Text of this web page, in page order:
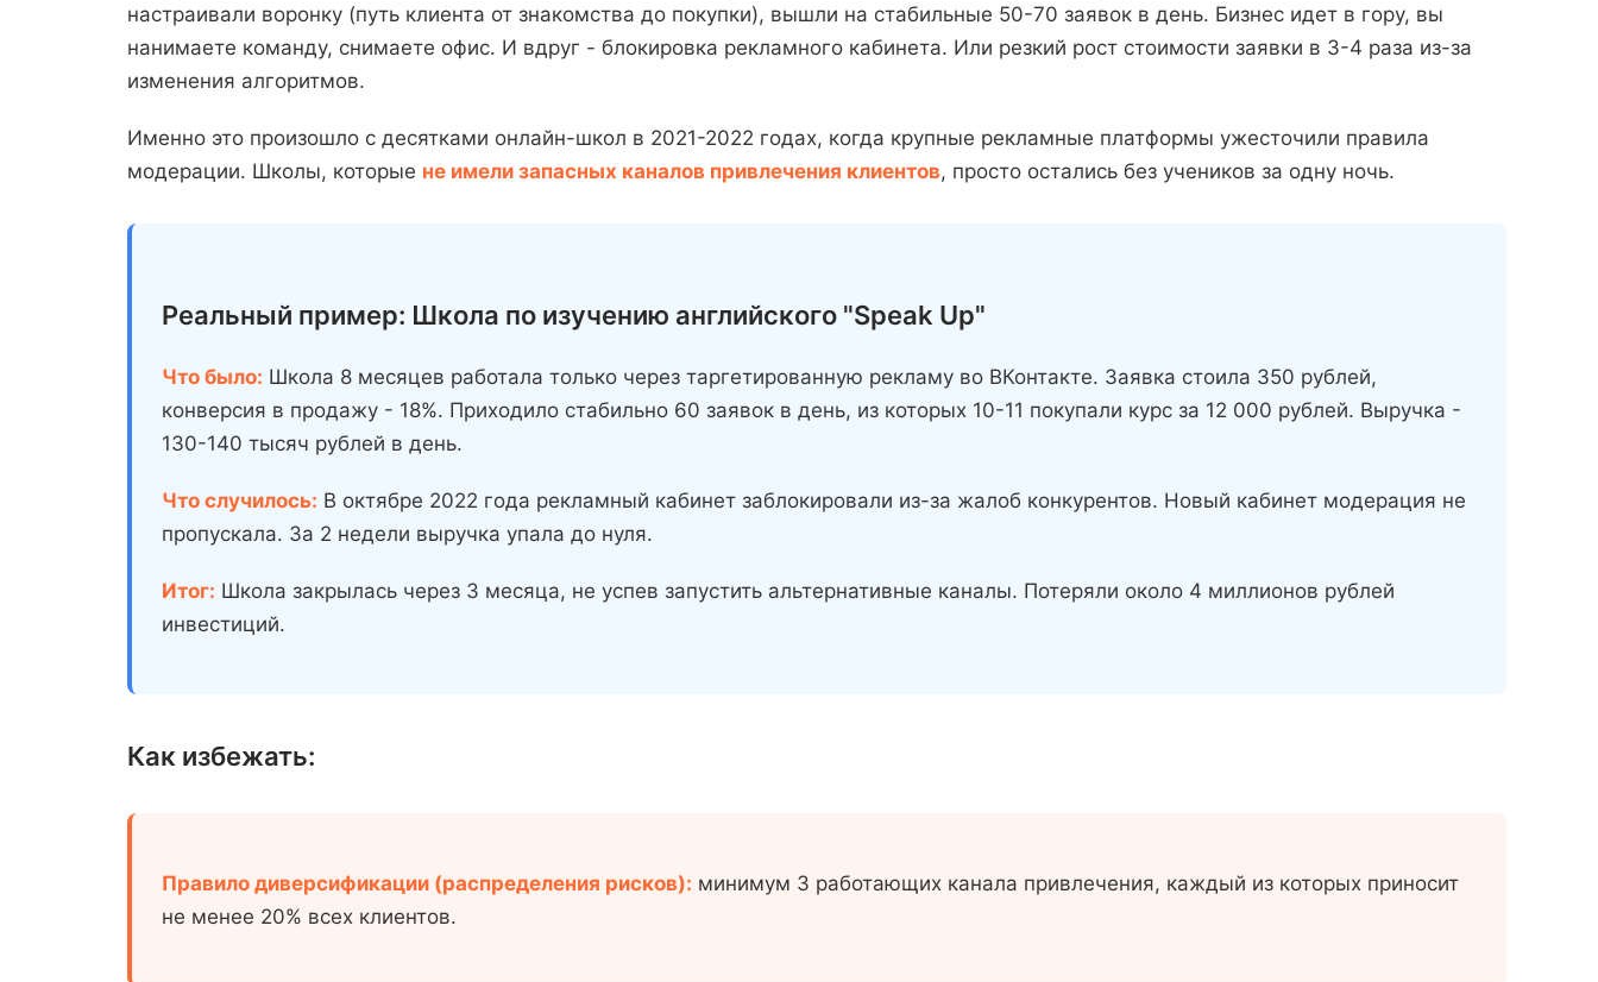
настраивали воронку (путь клиента от знакомства до покупки), вышли на стабильные 50-70 заявок в день. Бизнес идет в гору, вы
нанимаете команду, снимаете офис. И вдруг - блокировка рекламного кабинета. Или резкий рост стоимости заявки в 3-4 раза из-за
изменения алгоритмов.
Именно это произошло с десятками онлайн-школ в 2021-2022 годах, когда крупные рекламные платформы ужесточили правила
модерации. Школы, которые не имели запасных каналов привлечения клиентов, просто остались без учеников за одну ночь.
Реальный пример: Школа по изучению английского "Speak Up"
Что было: Школа 8 месяцев работала только через таргетированную рекламу во ВКонтакте. Заявка стоила 350 рублей,
конверсия в продажу - 18%. Приходило стабильно 60 заявок в день, из которых 10-11 покупали курс за 12 000 рублей. Выручка -
130-140 тысяч рублей в день.
Что случилось: В октябре 2022 года рекламный кабинет заблокировали из-за жалоб конкурентов. Новый кабинет модерация не
пропускала. За 2 недели выручка упала до нуля.
Итог: Школа закрылась через 3 месяца, не успев запустить альтернативные каналы. Потеряли около 4 миллионов рублей
инвестиций.
Как избежать:
Правило диверсификации (распределения рисков): минимум 3 работающих канала привлечения, каждый из которых приносит
не менее 20% всех клиентов.